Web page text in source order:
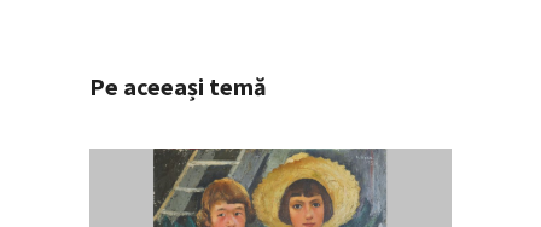
Pe aceeași temă